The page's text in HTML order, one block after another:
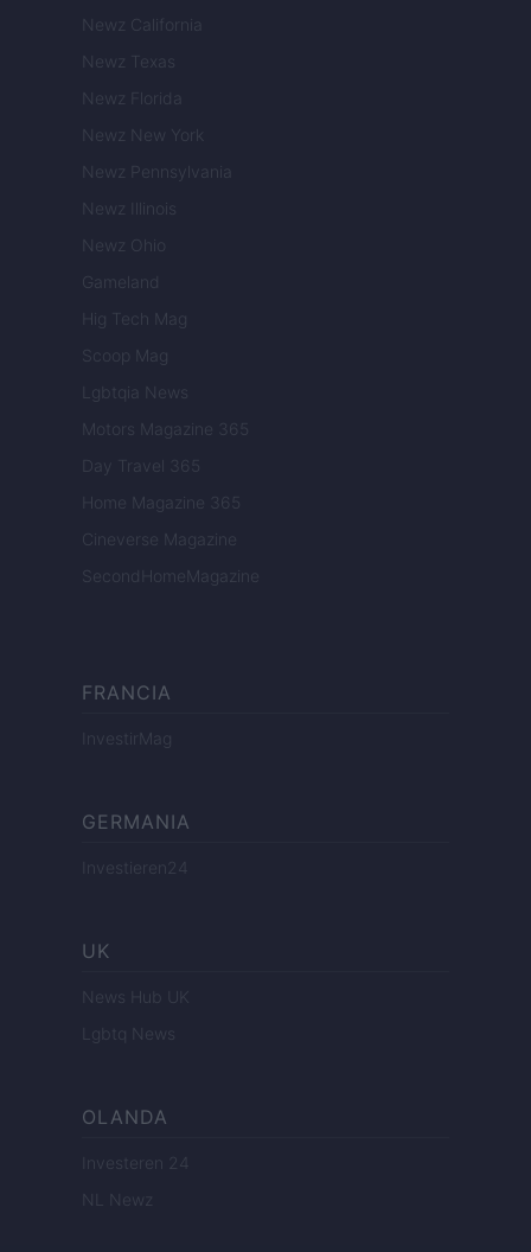
Newz California
Newz Texas
Newz Florida
Newz New York
Newz Pennsylvania
Newz Illinois
Newz Ohio
Gameland
Hig Tech Mag
Scoop Mag
Lgbtqia News
Motors Magazine 365
Day Travel 365
Home Magazine 365
Cineverse Magazine
SecondHomeMagazine
FRANCIA
InvestirMag
GERMANIA
Investieren24
UK
News Hub UK
Lgbtq News
OLANDA
Investeren 24
NL Newz